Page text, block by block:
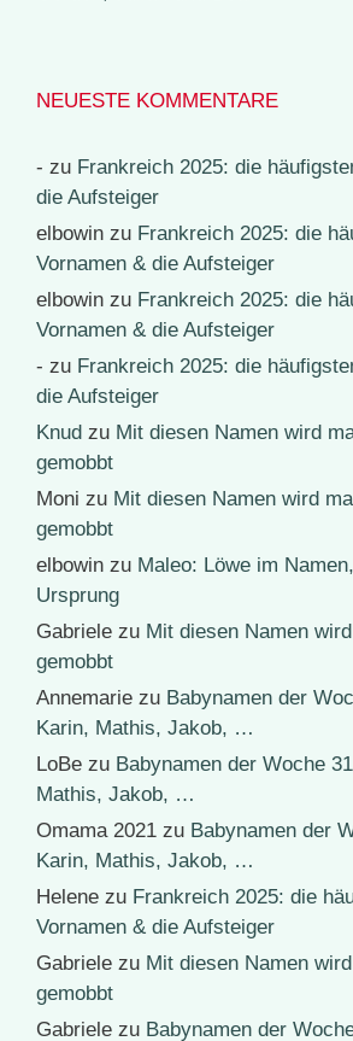
NEUESTE KOMMENTARE
- zu Frankreich 2025: die
die Aufsteiger
elbowin zu Frankreich 2025: die
Vornamen & die Aufsteiger
elbowin zu Frankreich 2025: die
Vornamen & die Aufsteiger
- zu Frankreich 2025: die
die Aufsteiger
Knud zu Mit diesen Namen wird
gemobbt
Moni zu Mit diesen Namen wird
gemobbt
elbowin zu Maleo: Löwe im
Ursprung
Gabriele zu Mit diesen Namen
gemobbt
Annemarie zu Babynamen der
Karin, Mathis, Jakob, …
LoBe zu Babynamen der Woche
Mathis, Jakob, …
Omama 2021 zu Babynamen der
Karin, Mathis, Jakob, …
Helene zu Frankreich 2025: die
Vornamen & die Aufsteiger
Gabriele zu Mit diesen Namen
gemobbt
Gabriele zu Babynamen der